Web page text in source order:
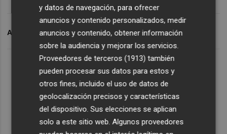
ARCHIVADO EN BENICÀSSIM TURISME
y datos de navegación, para ofrecer
anuncios y contenido personalizados, medir
anuncios y contenido, obtener información
sobre la audiencia y mejorar los servicios.
Proveedores de terceros (1913) también
pueden procesar sus datos para estos y
otros fines, incluido el uso de datos de
geolocalización precisos y características
del dispositivo. Sus elecciones se aplican
solo a este sitio web. Algunos proveedores